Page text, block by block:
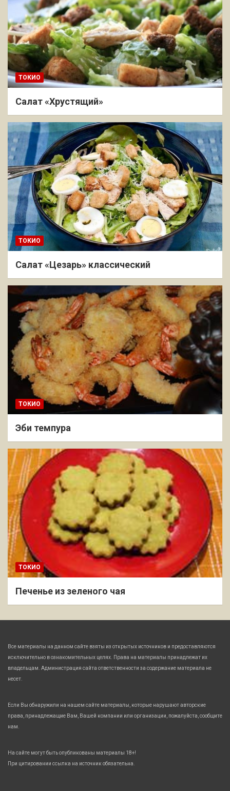
ТОКИО
Салат «Хрустящий»
ТОКИО
Салат «Цезарь» классический
ТОКИО
Эби темпура
ТОКИО
Печенье из зеленого чая
Все материалы на данном сайте взяты из открытых источников и предоставляются
исключительно в ознакомительных целях. Права на материалы принадлежат их
владельцам. Администрация сайта ответственности за содержание материала не
несет.
Если Вы обнаружили на нашем сайте материалы, которые нарушают авторские
права, принадлежащие Вам, Вашей компании или организации, пожалуйста, сообщите
нам.
На сайте могут быть опубликованы материалы 18+!
При цитировании ссылка на источник обязательна.